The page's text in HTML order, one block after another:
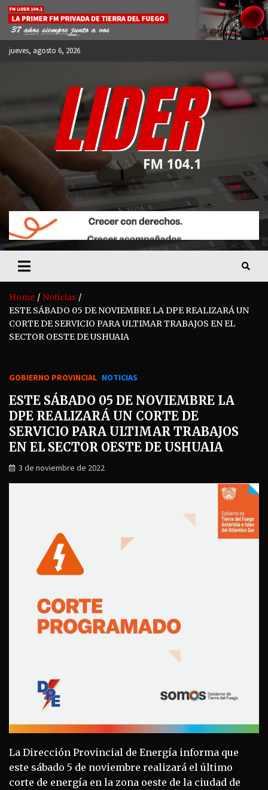
Skip
content
jueves, agosto 6, 2026
FM LIDER 104.1
Home
Noticias
ESTE SÁBADO 05 DE NOVIEMBRE LA DPE REALIZARÁ UN
CORTE DE SERVICIO PARA ULTIMAR TRABAJOS EN EL
SECTOR OESTE DE USHUAIA
GOBIERNO PROVINCIAL NOTICIAS
ESTE SÁBADO 05 DE NOVIEMBRE LA
DPE REALIZARÁ UN CORTE DE
SERVICIO PARA ULTIMAR TRABAJOS
EN EL SECTOR OESTE DE USHUAIA
3 de noviembre de 2022
La Dirección Provincial de Energía informa que
este sábado 5 de noviembre realizará el último
corte de energía en la zona oeste de la ciudad de